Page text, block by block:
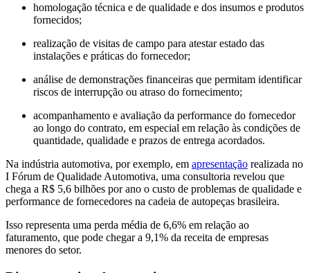
homologação técnica e de qualidade e dos insumos e produtos
fornecidos;
realização de visitas de campo para atestar estado das
instalações e práticas do fornecedor;
análise de demonstrações financeiras que permitam identificar
riscos de interrupção ou atraso do fornecimento;
acompanhamento e avaliação da performance do fornecedor
ao longo do contrato, em especial em relação às condições de
quantidade, qualidade e prazos de entrega acordados.
Na indústria automotiva, por exemplo, em apresentação realizada no
I Fórum de Qualidade Automotiva, uma consultoria revelou que
chega a R$ 5,6 bilhões por ano o custo de problemas de qualidade e
performance de fornecedores na cadeia de autopeças brasileira.
Isso representa uma perda média de 6,6% em relação ao
faturamento, que pode chegar a 9,1% da receita de empresas
menores do setor.